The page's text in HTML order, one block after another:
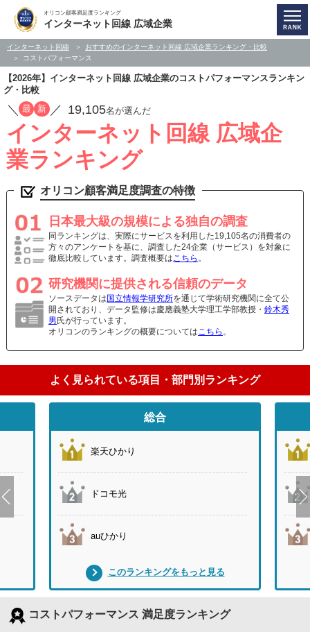
オリコン顧客満足度ランキング
インターネット回線 広域企業
インターネット回線
おすすめのインターネット回線 広域企業ランキング・比較
コストパフォーマンス
【2026年】インターネット回線 広域企業のコストパフォーマンスランキン
グ・比較
／ 最 新 ／ 19,105名が選んだ
インターネット回線 広域企
業ランキング
オリコン顧客満足度調査の特徴
日本最大級の規模による独自の調査
同ランキングは、実際にサービスを利用した19,105名の消費者の
方々のアンケートを基に、調査した24企業（サービス）を対象に
徹底比較しています。調査概要はこちら 。
研究機関に提供される信頼のデータ
ソースデータは 国立情報学研究所を通じて学術研究機関に全て公
開されており、データ監修は慶應義塾大学理工学部教授・ 鈴木秀
男 氏が行っています。
オリコンのランキングの概要についてはこちら 。
よく見られている項目・部門別ランキング
総合
楽天ひかり
ドコモ光
auひかり
このランキングをもっと見る
コストパフォーマンス 満足度ランキング